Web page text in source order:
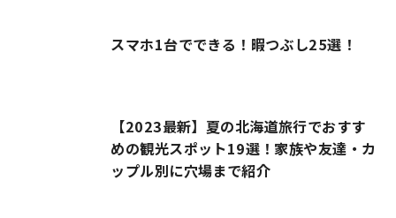
スマホ1台でできる！暇つぶし25選！
【2023最新】夏の北海道旅行でおすす
めの観光スポット19選！家族や友達・カ
ップル別に穴場まで紹介